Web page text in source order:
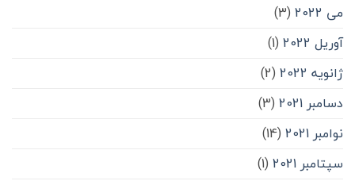
می 2022
(3)
آوریل 2022
(1)
ژانویه 2022
(2)
دسامبر 2021
(3)
نوامبر 2021
(14)
سپتامبر 2021
(1)